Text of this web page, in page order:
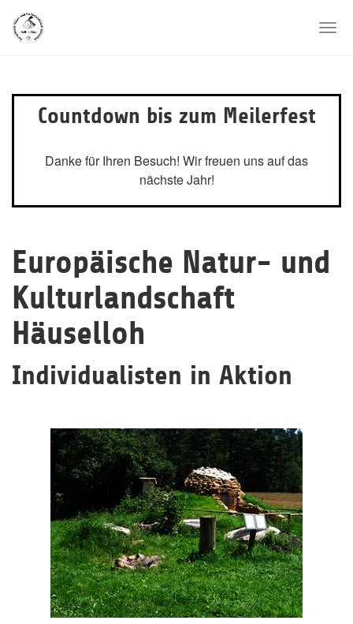
Skip
main
Countdown bis zum Meilerfest
Danke für Ihren Besuch! Wir freuen uns auf das
nächste Jahr!
Europäische Natur- und
Kulturlandschaft
Häuselloh
Individualisten in Aktion